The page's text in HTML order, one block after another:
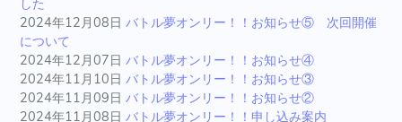
した
2024年12月08日 バトル夢オンリー！！お知らせ⑤ 次回開催
について
2024年12月07日 バトル夢オンリー！！お知らせ④
2024年11月10日 バトル夢オンリー！！お知らせ③
2024年11月09日 バトル夢オンリー！！お知らせ②
2024年11月08日 バトル夢オンリー！！申し込み案内